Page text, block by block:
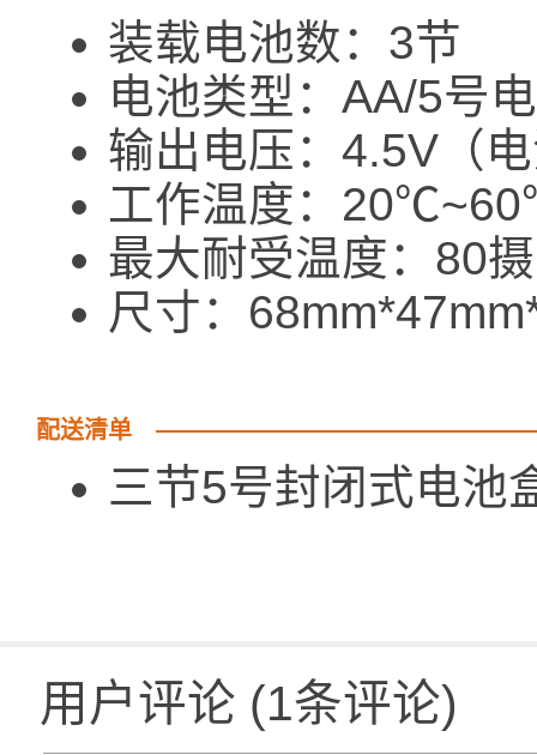
装载电池数：3节
电池类型：AA/5号
输出电压：4.5V（
工作温度：
最大耐受温度：80
尺寸：
配送清单
三节5号封
用户评论 (1条评论)